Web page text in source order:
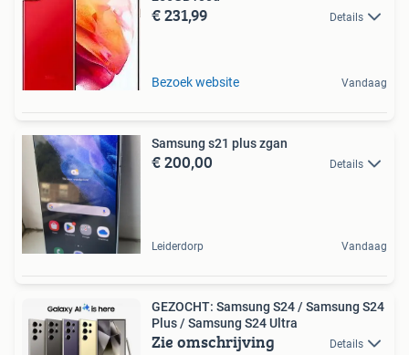
€ 231,99 Details
Bezoek website Vandaag
Samsung s21 plus zgan
€ 200,00 Details
Leiderdorp Vandaag
GEZOCHT: Samsung S24 / Samsung S24
Plus / Samsung S24 Ultra
Zie omschrijving Details